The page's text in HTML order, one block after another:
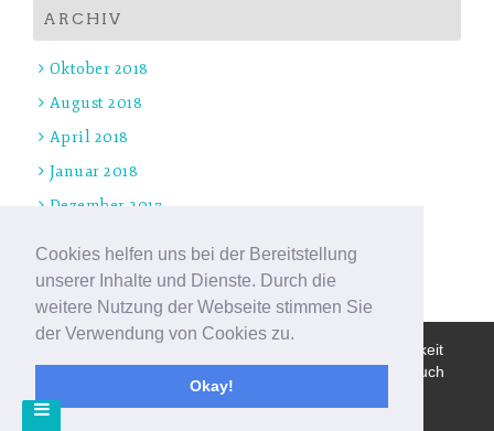
Cookies helfen uns bei der Bereitstellung
unserer Inhalte und Dienste. Durch die
weitere Nutzung der Webseite stimmen Sie
der Verwendung von Cookies zu.
Okay!
Wir benutzen Cookies um die Nutzerfreundlichkeit
der Webseite zu verbessen. Durch Deinen Besuch
stimmst Du dem zu.
ARCHIV
Oktober 2018
August 2018
April 2018
Januar 2018
Dezember 2017
Oktober 2017
Terms of Use - Privacy Policy